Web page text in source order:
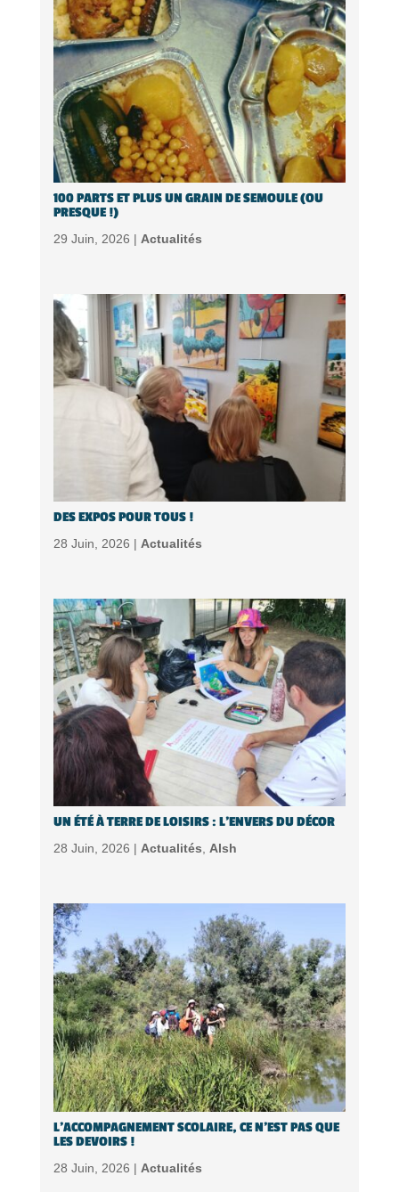
100 PARTS ET PLUS UN GRAIN DE SEMOULE (OU
PRESQUE !)
29 Juin, 2026 | Actualités
DES EXPOS POUR TOUS !
28 Juin, 2026 | Actualités
UN ÉTÉ À TERRE DE LOISIRS : L’ENVERS DU DÉCOR
28 Juin, 2026 | Actualités, Alsh
L’ACCOMPAGNEMENT SCOLAIRE, CE N’EST PAS QUE
LES DEVOIRS !
28 Juin, 2026 | Actualités